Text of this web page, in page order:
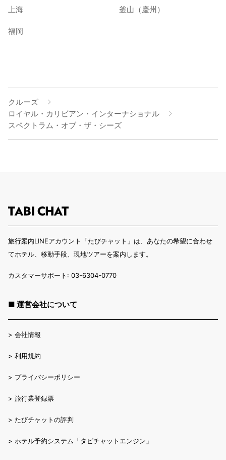
上海 釜山（慶州）
福岡
クルーズ
ロイヤル・カリビアン・インターナショナル
スペクトラム・オブ・ザ・シーズ
旅行案内LINEアカウント「たびチャット」は、あなたの希望に合わせ
てホテル、移動手段、現地ツアーを案内します。
カスタマーサポート: 03-6304-0770
■ 運営会社について
> 会社情報
> 利用規約
> プライバシーポリシー
> 旅行業登録票
> たびチャットの評判
> ホテル予約システム「タビチャットエンジン」